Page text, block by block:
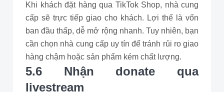
Khi khách đặt hàng qua TikTok Shop, nhà cung
cấp sẽ trực tiếp giao cho khách. Lợi thế là vốn
ban đầu thấp, dễ mở rộng nhanh. Tuy nhiên, bạn
cần chọn nhà cung cấp uy tín để tránh rủi ro giao
hàng chậm hoặc sản phẩm kém chất lượng.
5.6 Nhận donate qua
livestream